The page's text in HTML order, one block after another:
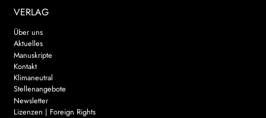
VERLAG
Über uns
Aktuelles
Manuskripte
Kontakt
Klimaneutral
Stellenangebote
Newsletter
Lizenzen | Foreign Rights